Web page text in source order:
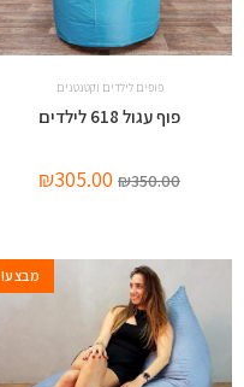
פופים לילדים וקטנטנים
פוף עגול 618 לילדים
₪350.00
₪305.00
מבצע!